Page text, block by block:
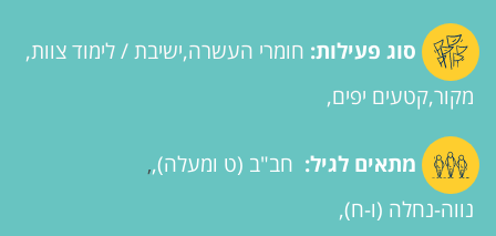
סוג פעילות: חומרי העשרה ישיבת / לימוד צוות
מקורקטעים יפים
מתאים לגיל: חב"ב (ט ומעלה) ,
נווה-נחלה (ו-ח)